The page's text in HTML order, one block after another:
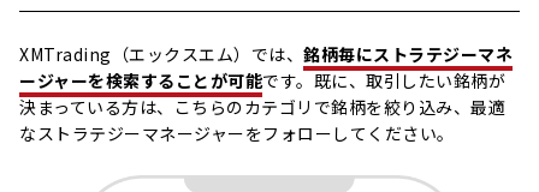
XMTrading（エックスエム）では、 銘柄毎にストラテジーマネ
ージャーを検索することが可能です。既に、取引したい銘柄が
決まっている方は、こちらのカテゴリで銘柄を絞り込み、最適
なストラテジーマネージャーをフォローしてください。